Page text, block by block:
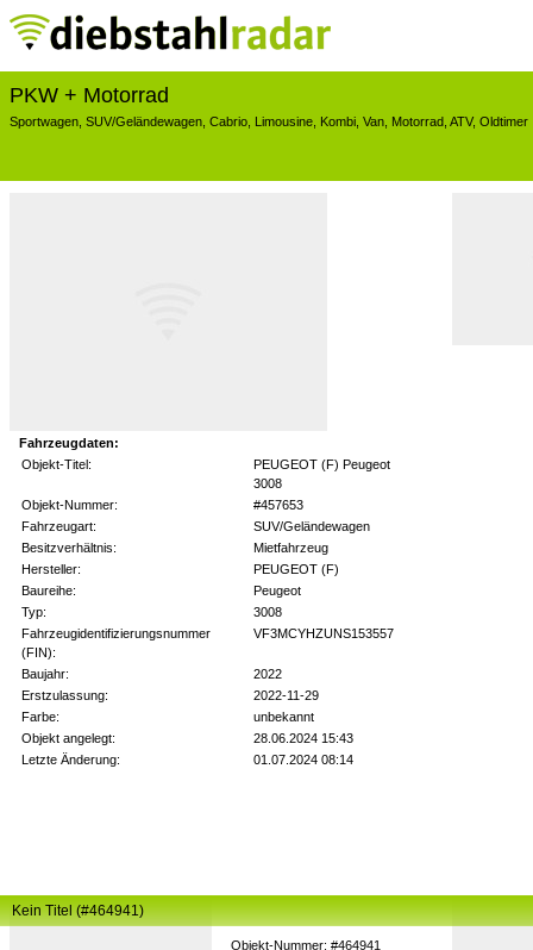
PKW + Motorrad
Sportwagen SUV/Geländewagen Cabrio Limousine Kombi Van Motorrad ATV, Oldtimer
Fahrzeugdaten:
Objekt-Titel:
PEUGEOT (F) Peugeot
3008
Objekt-Nummer:
#457653
Fahrzeugart:
SUV/Geländewagen
Besitzverhältnis:
Mietfahrzeug
Hersteller:
PEUGEOT (F)
Baureihe:
Peugeot
Typ:
3008
Fahrzeugidentifizierungsnummer
(FIN):
VF3MCYHZUNS153557
Baujahr:
2022
Erstzulassung:
2022-11-29
Farbe:
unbekannt
Objekt angelegt:
28.06.2024 15:43
Letzte Änderung:
01.07.2024 08:14
Objekt-Nummer: #464941
Kein Titel (#464941)